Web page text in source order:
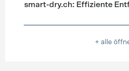
smart-dry.ch: Effiziente
+ alle